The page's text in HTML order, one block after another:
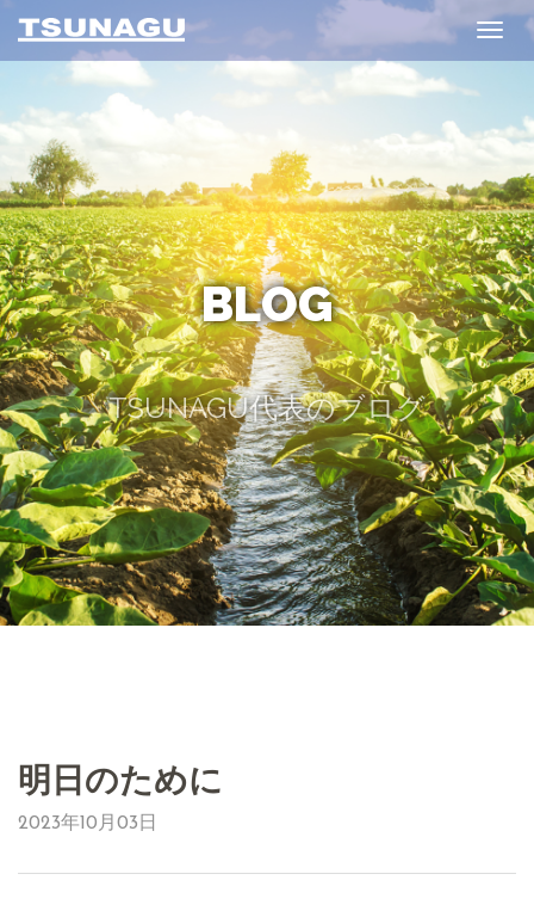
BLOG
TSUNAGU代表のブログ
明日のために
2023年10月03日